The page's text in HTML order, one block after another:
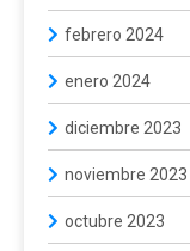
febrero 2024
enero 2024
diciembre 2023
noviembre 2023
octubre 2023